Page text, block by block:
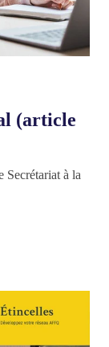
(article
à la